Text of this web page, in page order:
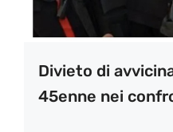
Divieto di
45enne nei